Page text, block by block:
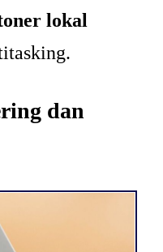
lokal
dan